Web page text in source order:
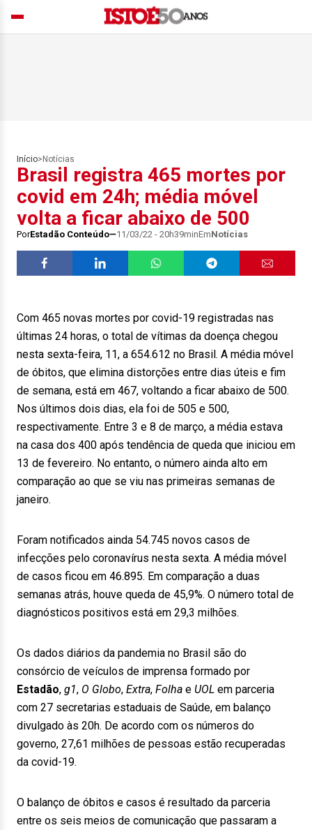
Início> Notícias
Brasil registra 465 mortes por
covid em 24h; média móvel
volta a ficar abaixo de 500
PorEstadão Conteúdo 11/03/22 - 20h39minEmNotícias
Com 465 novas mortes por covid-19 registradas nas
últimas 24 horas, o total de vítimas da doença chegou
nesta sexta-feira, 11, a 654.612 no Brasil. A média móvel
de óbitos, que elimina distorções entre dias úteis e fim
de semana, está em 467, voltando a ficar abaixo de 500.
Nos últimos dois dias, ela foi de 505 e 500,
respectivamente. Entre 3 e 8 de março, a média estava
na casa dos 400 após tendência de queda que iniciou em
13 de fevereiro. No entanto, o número ainda alto em
comparação ao que se viu nas primeiras semanas de
janeiro.
Foram notificados ainda 54.745 novos casos de
infecções pelo coronavírus nesta sexta. A média móvel
de casos ficou em 46.895. Em comparação a duas
semanas atrás, houve queda de 45,9%. O número total de
diagnósticos positivos está em 29,3 milhões.
Os dados diários da pandemia no Brasil são do
consórcio de veículos de imprensa formado por
Estadão, g1, O Globo, Extra, Folha e UOL em parceria
com 27 secretarias estaduais de Saúde, em balanço
divulgado às 20h. De acordo com os números do
governo, 27,61 milhões de pessoas estão recuperadas
da covid-19.
O balanço de óbitos e casos é resultado da parceria
entre os seis meios de comunicação que passaram a